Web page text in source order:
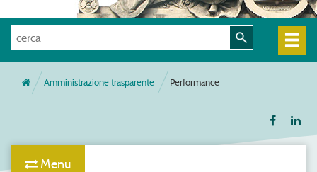
Amministrazione trasparente Performance
Menu